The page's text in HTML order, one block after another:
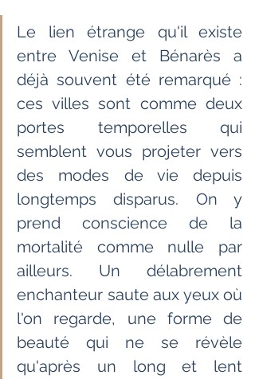
Le lien étrange qu'il existe
entre Venise et Bénarès a
déjà souvent été remarqué :
ces villes sont comme deux
portes temporelles qui
semblent vous projeter vers
des modes de vie depuis
longtemps disparus. On y
prend conscience de la
mortalité comme nulle par
ailleurs. Un délabrement
enchanteur saute aux yeux où
l'on regarde, une forme de
beauté qui ne se révèle
qu'après un long et lent